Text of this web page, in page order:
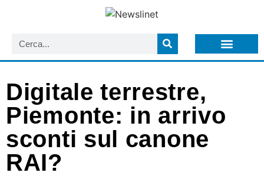
Digitale terrestre,
Piemonte: in arrivo
sconti sul canone
RAI?